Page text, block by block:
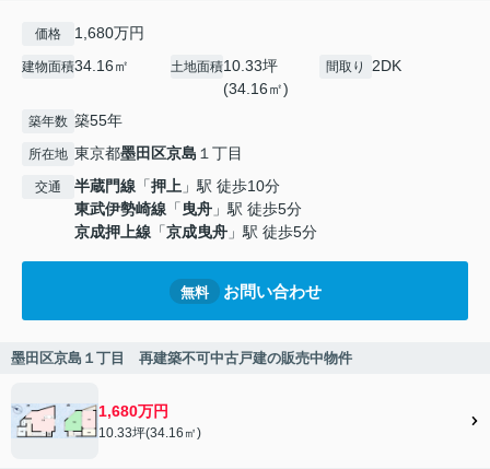
価格 1,680万円
建物面積34.16㎡ 土地面積10.33坪
(34.16㎡)
間取り 2DK
築年数 築55年
所在地 東京都墨田区京島 １丁目
交通 半蔵門線 「押上 」駅 徒歩10分
東武伊勢崎線 「曳舟 」駅 徒歩5分
京成押上線 「京成曳舟 」駅 徒歩5分
無料 お問い合わせ
墨田区京島１丁目 再建築不可中古戸建の販売中物件
1,680万円
10.33坪(34.16㎡)